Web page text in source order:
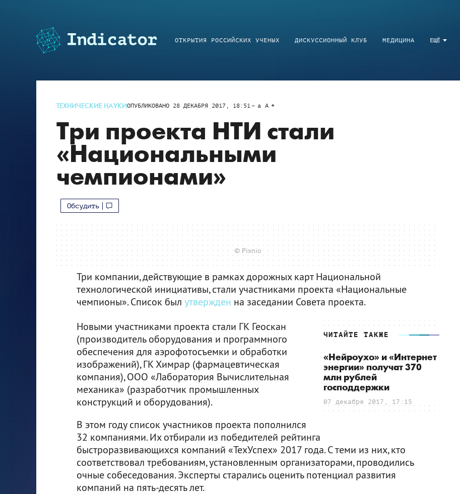
ЕЩЁ
ОТКРЫТИЯ РОССИЙСКИХ УЧЕНЫХ ДИСКУССИОННЫЙ КЛУБ МЕДИЦИНА
ТЕХНИЧЕСКИЕ НАУКИОПУБЛИКОВАНО 28 ДЕКАБРЯ 2017, 18:51 a A
Три проекта НТИ стали
«Национальными
чемпионами»
Обсудить
© Pixnio
Три компании, действующие в рамках дорожных карт Национальной
технологической инициативы, стали участниками проекта «Национальные
чемпионы». Список был утвержден на заседании Совета проекта.
ЧИТАЙТЕ ТАКЖЕ
«Нейроухо» и «Интернет
энергии» получат 370
млн рублей
господдержки
07 декабря 2017, 17:15
Новыми участниками проекта стали ГК Геоскан
(производитель оборудования и программного
обеспечения для аэрофотосъемки и обработки
изображений), ГК Химрар (фармацевтическая
компания), ООО «Лаборатория Вычислительная
механика» (разработчик промышленных
конструкций и оборудования).
В этом году список участников проекта пополнился
32 компаниями. Их отбирали из победителей рейтинга
быстроразвивающихся компаний «ТехУспех» 2017 года. С теми из них, кто
соответствовал требованиям, установленным организаторами, проводились
очные собеседования. Эксперты старались оценить потенциал развития
компаний на пять-десять лет.